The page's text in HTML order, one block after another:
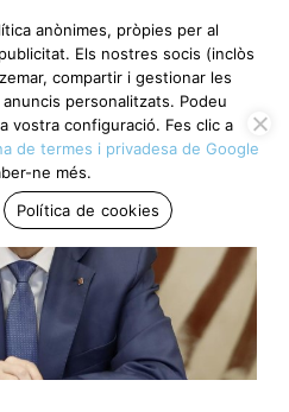
anònimes, pròpies per al
publicitat. Els nostres socis
compartir i gestionar
personalitzats. Podeu
configuració. Fes clic a
de termes i privadesa de
ne més.
Política de cookies